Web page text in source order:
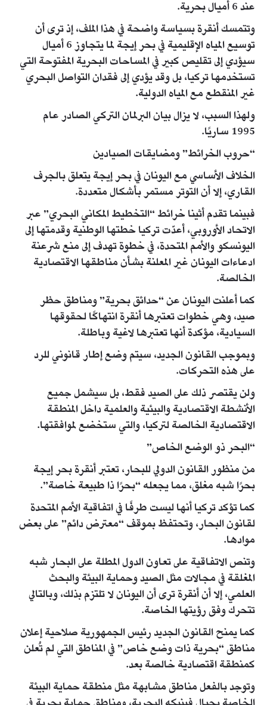
عند 6 أميال بحرية.
وتتمسك أنقرة بسياسة واضحة في هذا الملف، إذ ترى أن
توسيع المياه الإقليمية في بحر إيجة لما يتجاوز 6 أميال
سيؤدي إلى تقليص كبير في المساحات البحرية المفتوحة التي
تستخدمها تركيا، بل وقد يؤدي إلى فقدان التواصل البحري
غير المنقطع مع المياه الدولية.
ولهذا السبب، لا يزال بيان البرلمان التركي الصادر عام
1995 ساريًا.
“حروب الخرائط” ومضايقات الصيادين
الخلاف الأساسي مع اليونان في بحر إيجة يتعلق بالجرف
القاري، إلا أن التوتر مستمر بأشكال متعددة.
فبينما تقدم أثينا خرائط “التخطيط المكاني البحري” عبر
الاتحاد الأوروبي، أعدّت تركيا خطتها الوطنية وقدمتها إلى
اليونسكو والأمم المتحدة، في خطوة تهدف إلى منع شرعنة
ادعاءات اليونان غير المعلنة بشأن مناطقها الاقتصادية
الخالصة.
كما أعلنت اليونان عن “حدائق بحرية” ومناطق حظر
صيد، وهي خطوات تعتبرها أنقرة انتهاكًا لحقوقها
السيادية، مؤكدة أنها تعتبرها لاغية وباطلة.
وبموجب القانون الجديد، سيتم وضع إطار قانوني للرد
على هذه التحركات.
ولن يقتصر ذلك على الصيد فقط، بل سيشمل جميع
الأنشطة الاقتصادية والبيئية والعلمية داخل المنطقة
الاقتصادية الخالصة لتركيا، والتي ستخضع لموافقتها.
“البحر ذو الوضع الخاص”
من منظور القانون الدولي للبحار، تعتبر أنقرة بحر إيجة
بحرًا شبه مغلق، مما يجعله “بحرًا ذا طبيعة خاصة”.
كما تؤكد تركيا أنها ليست طرفًا في اتفاقية الأمم المتحدة
لقانون البحار، وتحتفظ بموقف “معترض دائم” على بعض
موادها.
وتنص الاتفاقية على تعاون الدول المطلة على البحار شبه
المغلقة في مجالات مثل الصيد وحماية البيئة والبحث
العلمي، إلا أن أنقرة ترى أن اليونان لا تلتزم بذلك، وبالتالي
تتحرك وفق رؤيتها الخاصة.
كما يمنح القانون الجديد رئيس الجمهورية صلاحية إعلان
مناطق “بحرية ذات وضع خاص” في المناطق التي لم تُعلن
كمنطقة اقتصادية خالصة بعد.
وتوجد بالفعل مناطق مشابهة مثل منطقة حماية البيئة